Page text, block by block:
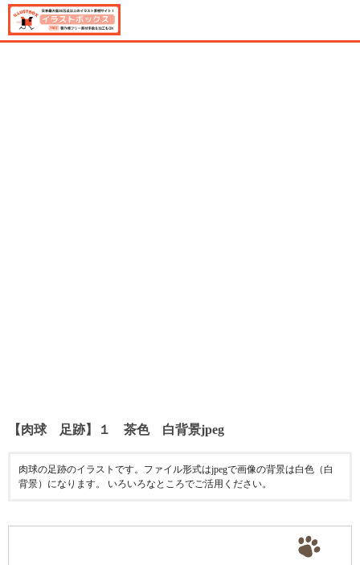
【肉球 足跡】１ 茶色 白背景jpeg
肉球の足跡のイラストです。ファイル形式はjpegで画像の背景は白色（白
背景）になります。 いろいろなところでご活用ください。